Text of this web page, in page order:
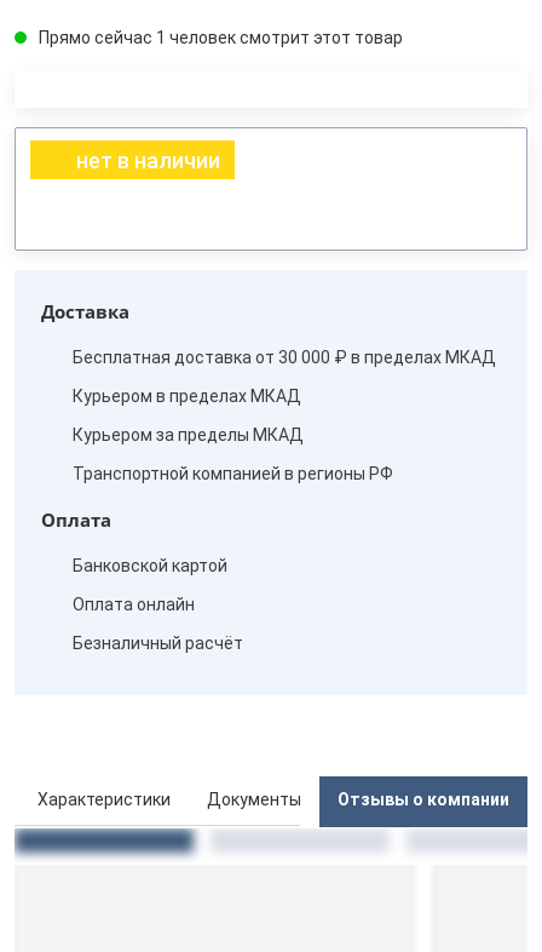
Прямо сейчас 1 человек смотрит этот товар
нет в наличии
Доставка
Бесплатная доставка от 30 000 ₽ в пределах МКАД
Курьером в пределах МКАД
Курьером за пределы МКАД
Транспортной компанией в регионы РФ
Оплата
Банковской картой
Оплата онлайн
Безналичный расчёт
Характеристики Документы Отзывы о компании